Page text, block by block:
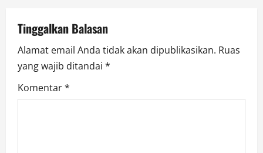
o
n
Tinggalkan Balasan
Alamat email Anda tidak akan dipublikasikan. Ruas
yang wajib ditandai *
Komentar*